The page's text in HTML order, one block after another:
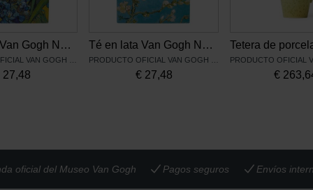
Té en lata Van Gogh Newby, Lirios
27,48
Té en lata Van Gogh Newby, Almendro en flor
€ 27,48 €
oficial del Museo Van Gogh Pagos seguros Envíos